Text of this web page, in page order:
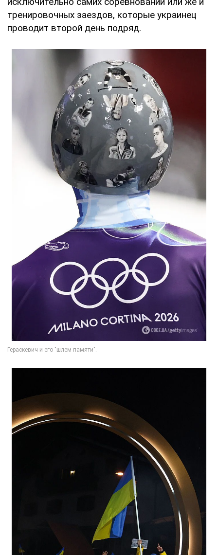
тренировочных заездов, которые украинец
проводит второй день подряд.